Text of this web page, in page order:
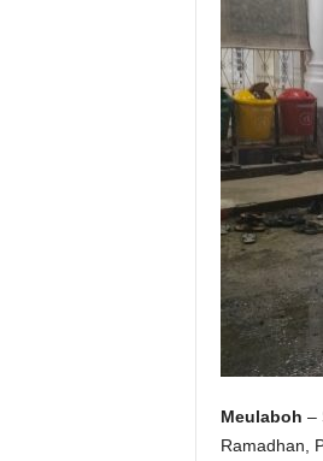
Meulaboh –
Ramadhan,